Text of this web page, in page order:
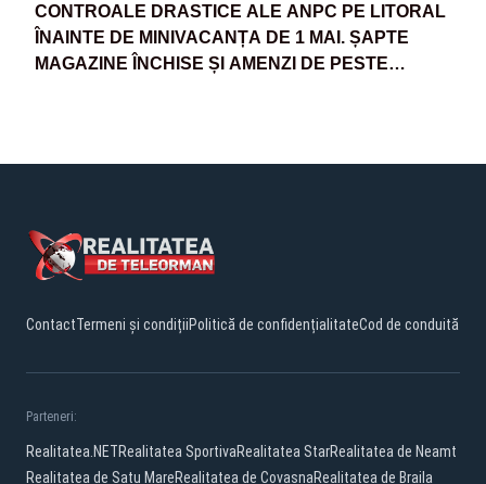
CONTROALE DRASTICE ALE ANPC PE LITORAL
ÎNAINTE DE MINIVACANȚA DE 1 MAI. ȘAPTE
MAGAZINE ÎNCHISE ȘI AMENZI DE PESTE
ContactTermeni și condițiiPolitică de confidențialitateCod de conduită
Parteneri:
Realitatea.NETRealitatea SportivaRealitatea StarRealitatea de Neamt
Realitatea de Satu MareRealitatea de CovasnaRealitatea de Braila